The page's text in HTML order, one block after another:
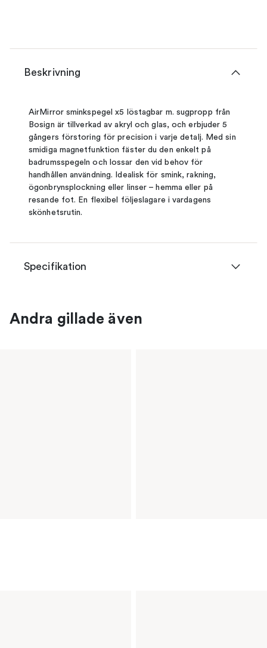
Beskrivning
AirMirror sminkspegel x5 löstagbar m. sugpropp från
Bosign är tillverkad av akryl och glas, och erbjuder 5
gångers förstoring för precision i varje detalj. Med sin
smidiga magnetfunktion fäster du den enkelt på
badrumsspegeln och lossar den vid behov för
handhållen användning. Idealisk för smink, rakning,
ögonbrynsplockning eller linser – hemma eller på
resande fot. En flexibel följeslagare i vardagens
skönhetsrutin.
Specifikation
Andra gillade även